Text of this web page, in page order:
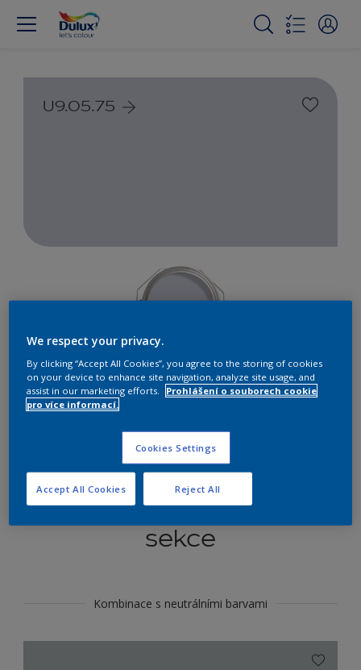
U9.05.75
Najít výrobek v tomto odstínu
Koordinovat barevné
sekce
Kombinace s neutrálními barvami
We respect your privacy.
By clicking “Accept All Cookies”, you agree to the storing of cookies
on your device to enhance site navigation, analyze site usage, and
assist in our marketing efforts.
Prohlášení o souborech cookie
pro více informací.
Cookies Settings
Reject All
Accept All Cookies